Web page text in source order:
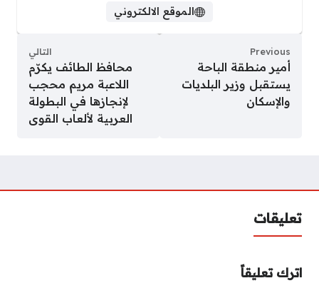
الموقع الالكتروني
Previous
أمير منطقة الباحة
يستقبل وزير البلديات
والإسكان
التالي
محافظ الطائف يكرّم
اللاعبة مريم محجب
لإنجازها في البطولة
العربية لألعاب القوى
تعليقات
اترك تعليقاً